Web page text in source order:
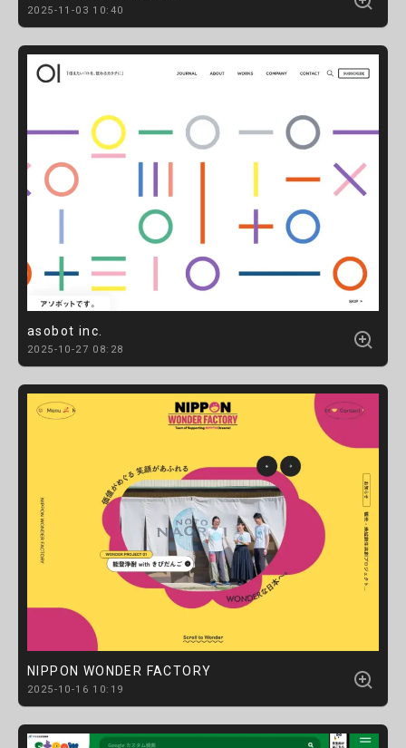
2025-11-03 10:40
asobot inc.
2025-10-27 08:28
NIPPON WONDER FACTORY
2025-10-16 10:19